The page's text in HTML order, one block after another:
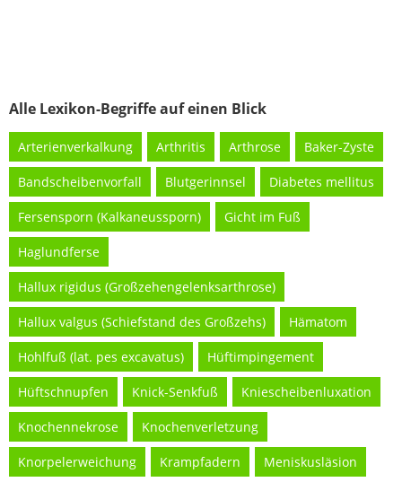
Alle Lexikon-Begriffe auf einen Blick
Arterienverkalkung Arthritis Arthrose Baker-Zyste
Bandscheibenvorfall Blutgerinnsel Diabetes mellitus
Fersensporn (Kalkaneussporn) Gicht im Fuß
Haglundferse
Hallux rigidus (Großzehengelenksarthrose)
Hallux valgus (Schiefstand des Großzehs) Hämatom
Hohlfuß (lat. pes excavatus) Hüftimpingement
Hüftschnupfen Knick-Senkfuß Kniescheibenluxation
Knochennekrose Knochenverletzung
Knorpelerweichung Krampfadern Meniskusläsion